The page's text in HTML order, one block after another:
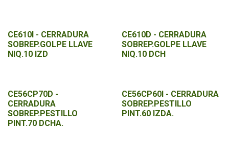
CE610I - CERRADURA
SOBREP.GOLPE LLAVE
NIQ.10 IZD
CE610D - CERRADURA
SOBREP.GOLPE LLAVE
NIQ.10 DCH
CE56CP70D -
CERRADURA
SOBREP.PESTILLO
PINT.70 DCHA.
CE56CP60I - CERRADURA
SOBREP.PESTILLO
PINT.60 IZDA.